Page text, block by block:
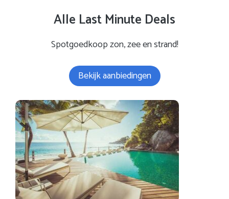
Alle Last Minute Deals
Spotgoedkoop zon, zee en strand!
Bekijk aanbiedingen